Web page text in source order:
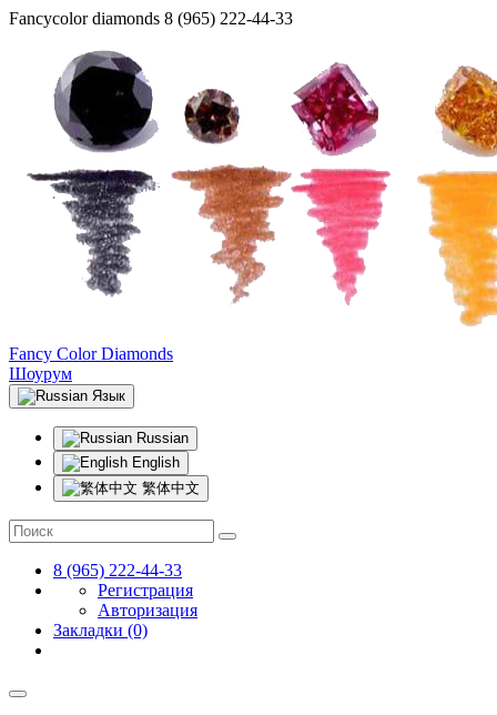
Fancycolor diamonds 8 (965) 222-44-33
Fancy Color Diamonds
Шоурум
Язык
Russian
English
繁体中文
8 (965) 222-44-33
Регистрация
Авторизация
Закладки (0)